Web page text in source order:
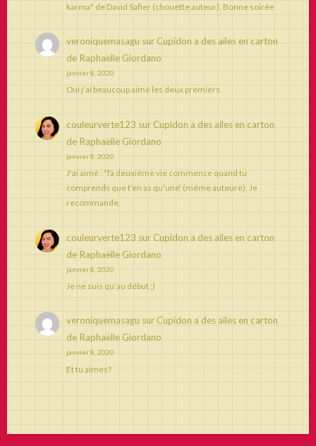
karma" de David Safier (chouette auteur). Bonne soirée
veroniquemasagu sur Cupidon a des ailes en carton
de Raphaëlle Giordano
janvier 8, 2020
Oui j’ai beaucoup aimé les deux premiers.
couleurverte123 sur Cupidon a des ailes en carton
de Raphaëlle Giordano
janvier 8, 2020
J'ai aimé : 'Ta deuxième vie commence quand tu
comprends que t'en as qu'une' (même auteure). Je
recommande.
couleurverte123 sur Cupidon a des ailes en carton
de Raphaëlle Giordano
janvier 8, 2020
Je ne suis qu'au début ;)
veroniquemasagu sur Cupidon a des ailes en carton
de Raphaëlle Giordano
janvier 8, 2020
Et tu aimes?